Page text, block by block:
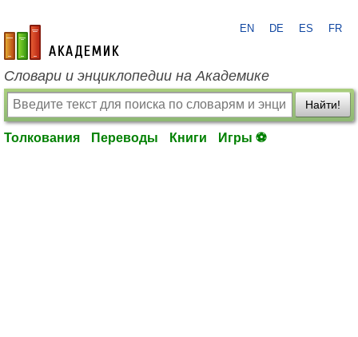
academic.ru
EN DE ES FR
Словари и энциклопедии на Академике
Найти!
Толкования Переводы Книги Игры ⚽